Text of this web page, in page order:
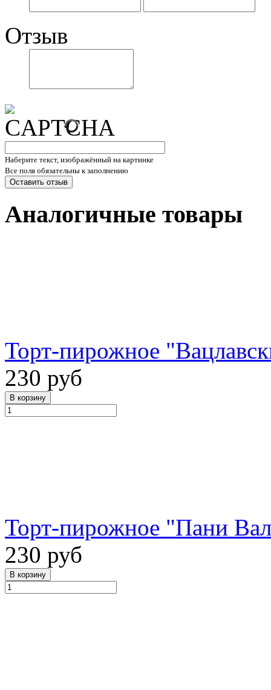
Отзыв
Наберите текст, изображённый на картинке
Все поля обязательны к заполнению
Аналогичные товары
Торт-пирожное
230 руб
Торт-пирожное "Пани
230 руб